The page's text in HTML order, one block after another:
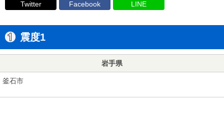
Twitter Facebook LINE
震度1
岩手県
釜石市